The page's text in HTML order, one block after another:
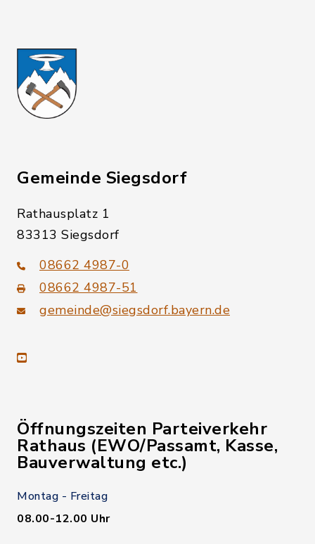
Gemeinde Siegsdorf
Rathausplatz 1
83313 Siegsdorf
08662 4987-0
08662 4987-51
gemeinde@siegsdorf.bayern.de
youtube
Öffnungszeiten Parteiverkehr
Rathaus (EWO/Passamt, Kasse,
Bauverwaltung etc.)
Montag - Freitag
08.00-12.00 Uhr